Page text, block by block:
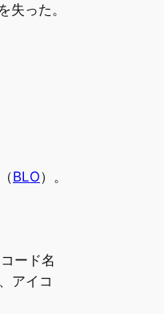
った。
BLO）。
ード名
アイコ